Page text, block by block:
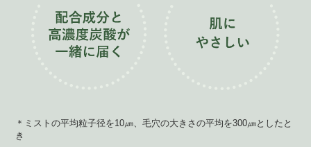
＊ミストの平均粒子径を10㎛、毛穴の大きさの平均を300㎛としたと
き